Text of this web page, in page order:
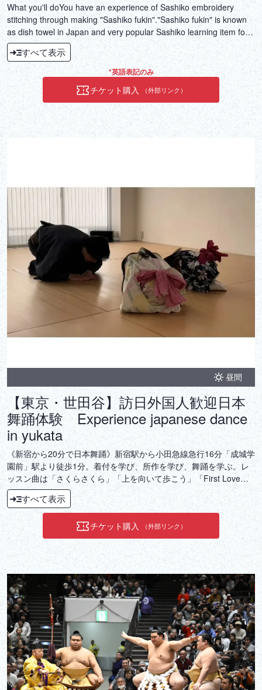
What you'll doYou have an experience of Sashiko embroidery
stitching through making "Sashiko fukin"."Sashiko fukin" is known
as dish towel in Japan and very popular Sashiko learning item for
novices. This item is very practical. After finishing to make, you can
use it as handkerchief, lunch mat, wrapping something like
sandwich, flower base mat etc.The size is approx.
33cm×33cm.Although you cannot finish the stitching during the
experience, you will get knowledge and skill how to complete it by
yourself. Therefore you can enjoy the stitching even at home.Step
1: Choose a Sashiko pattern and a thread color.I've provided you
with many sort of Sashiko cloths which is printed on a fabric and
chosen. This time makes you enjoy and relax!Step 4: Explain
Sashiko basic role and tips.Before closing the session, I explain
about general order of stitching, things to watch out for, tips and so
on.
すべて表示
*英語表記のみ
チケット購入 （外部リンク）
昼間
【東京・世田谷】訪日外国人歓迎日本
舞踊体験 Experience japanese dance
in yukata
《新宿から20分で日本舞踊》新宿駅から小田急線急行16分「成城学
園前」駅より徒歩1分。着付を学び、所作を学び、舞踊を学ぶ。レ
ッスン曲は「さくらさくら」「上を向いて歩こう」「First Love」
からお選び頂けます。他の参加者もいる場合は「さくらさくら」に
なります。４人での参加がお薦めです。5人以上で同時参加をご希
望の場合は2レッスンを連続で予約して下さい。交代しながらレッ
スン致します。参加されない方の見学スペースも有ります。洋服の
ままでの体験もOK！5歳以下無料です。
すべて表示
チケット購入 （外部リンク）